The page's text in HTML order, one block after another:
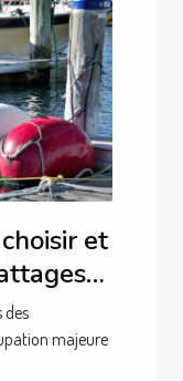
et
des
majeure